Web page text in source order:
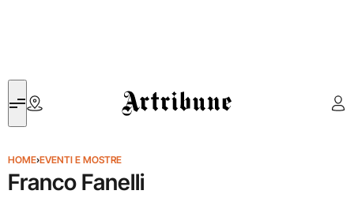
Artribune
HOME›EVENTI E MOSTRE
Franco Fanelli